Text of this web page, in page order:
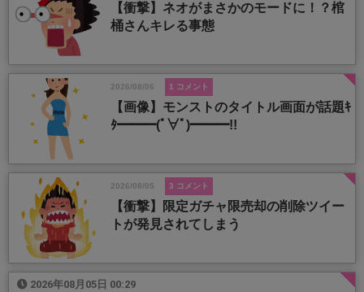
【衝撃】ネオがまさかのモードに！？棺
桶さんキレる事態
2026/08/06 1 コメント
【画像】モンストのタイトル画面が話題ｷ
ﾀ━━━(ﾟ∀ﾟ)━━━!!
2026/08/05 3 コメント
【衝撃】限定ガチャ限売却の削除ツイー
トが発見されてしまう
2026年08月05日 00:29